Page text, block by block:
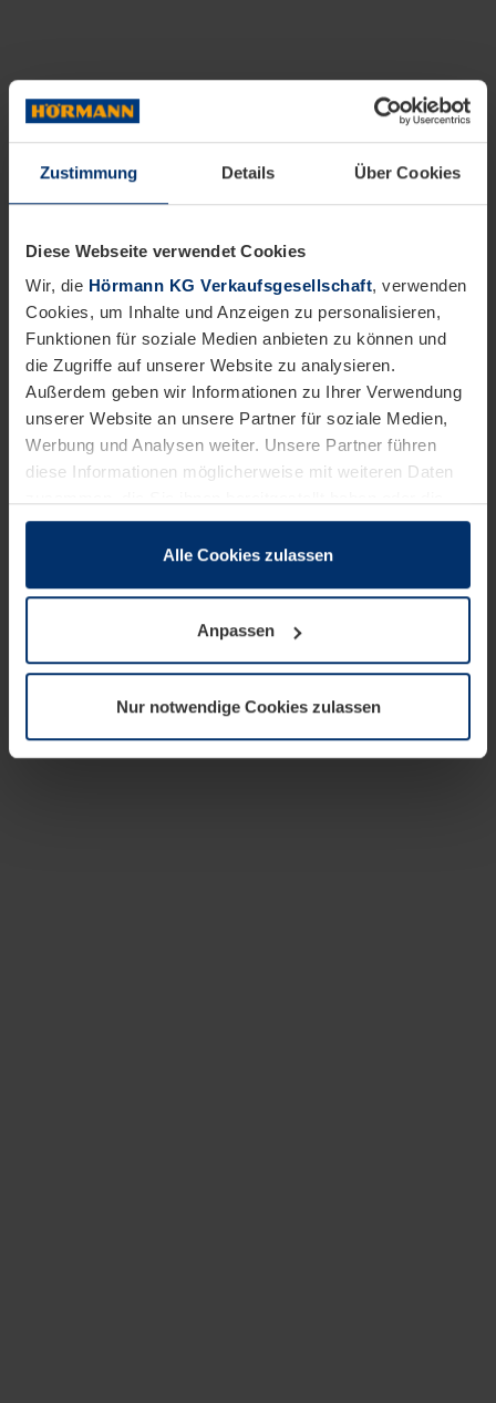
Zustimmung Details Über Cookies
Diese Webseite verwendet Cookies
Wir, die Hörmann KG Verkaufsgesellschaft, verwenden
Cookies, um Inhalte und Anzeigen zu personalisieren,
Funktionen für soziale Medien anbieten zu können und
die Zugriffe auf unserer Website zu analysieren.
Außerdem geben wir Informationen zu Ihrer Verwendung
unserer Website an unsere Partner für soziale Medien,
Werbung und Analysen weiter. Unsere Partner führen
diese Informationen möglicherweise mit weiteren Daten
sie im Rahmen Ihrer Nutzung der Dienste gesammelt
wenn diese für den Betrieb dieser Seite unbedingt
notwendig sind. Für alle anderen Cookie-Typen benötigen
wir Ihre Erlaubnis. Ihre Einwilligung können Sie jederzeit
Datenschutzerklärungunserer Website ändern oder
widerrufen.
Alle Cookies zulassen
Anpassen
Nur notwendige Cookies zulassen